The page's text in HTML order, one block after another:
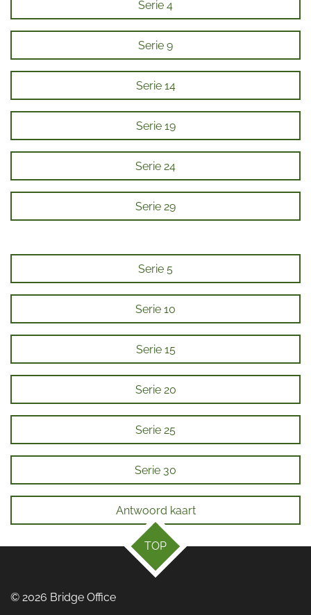
Serie 4
Serie 9
Serie 14
Serie 19
Serie 24
Serie 29
Serie 5
Serie 10
Serie 15
Serie 20
Serie 25
Serie 30
Antwoord kaart
TOP
© 2026 Bridge Office